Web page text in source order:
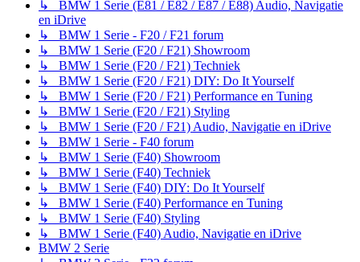
↳ BMW 1 Serie (E81 / E82 / E87 / E88) Audio, Navigatie
en iDrive
↳ BMW 1 Serie - F20 / F21 forum
↳ BMW 1 Serie (F20 / F21) Showroom
↳ BMW 1 Serie (F20 / F21) Techniek
↳ BMW 1 Serie (F20 / F21) DIY: Do It Yourself
↳ BMW 1 Serie (F20 / F21) Performance en Tuning
↳ BMW 1 Serie (F20 / F21) Styling
↳ BMW 1 Serie (F20 / F21) Audio, Navigatie en iDrive
↳ BMW 1 Serie - F40 forum
↳ BMW 1 Serie (F40) Showroom
↳ BMW 1 Serie (F40) Techniek
↳ BMW 1 Serie (F40) DIY: Do It Yourself
↳ BMW 1 Serie (F40) Performance en Tuning
↳ BMW 1 Serie (F40) Styling
↳ BMW 1 Serie (F40) Audio, Navigatie en iDrive
BMW 2 Serie